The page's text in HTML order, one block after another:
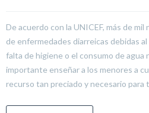
De acuerdo con la UNICEF, más de
de enfermedades diarreicas debidas
falta de higiene o el consumo de agua
importante enseñar a los menores a
recurso tan preciado y necesario para